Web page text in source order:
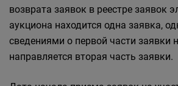
возврата заявок в реестре заявок
аукциона находится одна заявка,
сведениями о первой части заявки
направляется вторая часть заявки.